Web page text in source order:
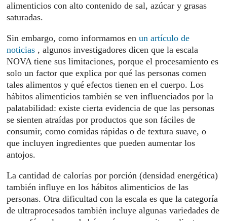
alimenticios con alto contenido de sal, azúcar y grasas
saturadas.
Sin embargo, como informamos enun artículo de
noticias , algunos investigadores dicen que la escala
NOVA tiene sus limitaciones, porque el procesamiento es
solo un factor que explica por qué las personas comen
tales alimentos y qué efectos tienen en el cuerpo. Los
hábitos alimenticios también se ven influenciados por la
palatabilidad: existe cierta evidencia de que las personas
se sienten atraídas por productos que son fáciles de
consumir, como comidas rápidas o de textura suave, o
que incluyen ingredientes que pueden aumentar los
antojos.
La cantidad de calorías por porción (densidad energética)
también influye en los hábitos alimenticios de las
personas. Otra dificultad con la escala es que la categoría
de ultraprocesados ​​también incluye algunas variedades de